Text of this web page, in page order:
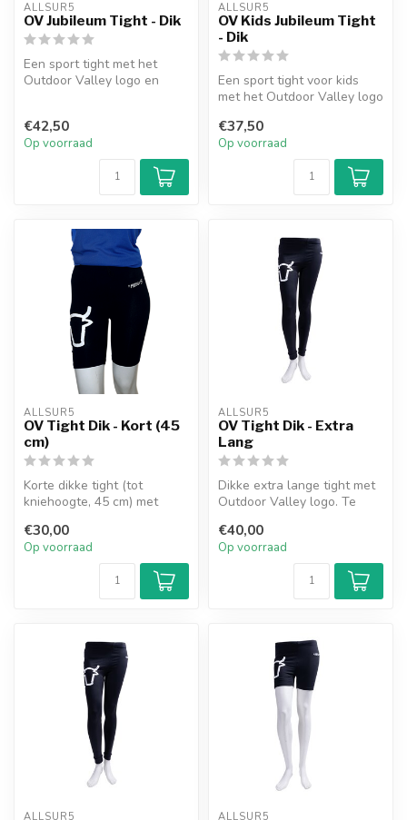
ALLSUR5
OV Jubileum Tight - Dik
Een sport tight met het
Outdoor Valley logo en
€42,50
Op voorraad
ALLSUR5
OV Kids Jubileum Tight
- Dik
Een sport tight voor kids
met het Outdoor Valley logo
€37,50
Op voorraad
ALLSUR5
OV Tight Dik - Kort (45
cm)
Korte dikke tight (tot
kniehoogte, 45 cm) met
€30,00
Op voorraad
ALLSUR5
OV Tight Dik - Extra
Lang
Dikke extra lange tight met
Outdoor Valley logo. Te
sport...
€40,00
Op voorraad
ALLSUR5 ALLSUR5